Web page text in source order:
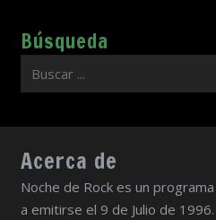
Búsqueda
Acerca de
Noche de Rock es un
a emitirse el 9 de Julio de